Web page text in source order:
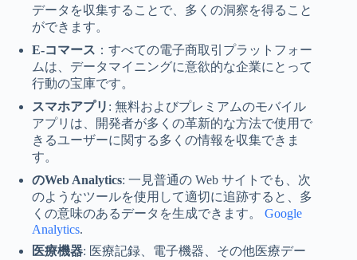
データを収集することで、多くの洞察を得ること
ができます。
E-コマース ：すべての電子商取引プラットフォー
ムは、データマイニングに意欲的な企業にとって
行動の宝庫です。
スマホアプリ : 無料およびプレミアムのモバイル
アプリは、開発者が多くの革新的な方法で使用で
きるユーザーに関する多くの情報を収集できま
す。
のWeb Analytics: 一見普通の Web サイトでも、次
のようなツールを使用して適切に追跡すると、多
くの意味のあるデータを生成できます。 Google
Analytics.
医療機器: 医療記録、電子機器、その他医療デー